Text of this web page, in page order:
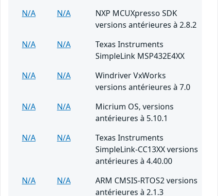
N/A
N/A
NXP MCUXpresso SDK
versions antérieures à 2.8.2
N/A
N/A
Texas Instruments
SimpleLink MSP432E4XX
N/A
N/A
Windriver VxWorks
versions antérieures à 7.0
N/A
N/A
Micrium OS, versions
antérieures à 5.10.1
N/A
N/A
Texas Instruments
SimpleLink-CC13XX versions
antérieures à 4.40.00
N/A
N/A
ARM CMSIS-RTOS2 versions
antérieures à 2.1.3